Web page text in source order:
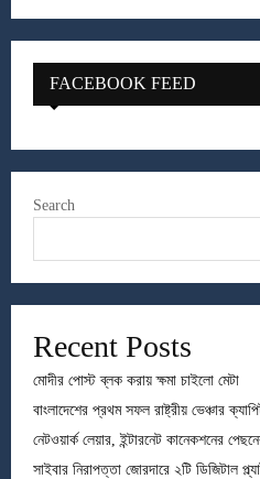
FACEBOOK FEED
Search
Recent Posts
মোদীর পোস্ট ব্লক করায় ক্ষমা চাইলো মেটা
বাংলাদেশের প্রথম সফল রাষ্ট্রীয় ভেঞ্চার
নেটওয়ার্ক লেয়ার, ইন্টারনেট কানেকশনের
সাইবার নিরাপত্তা জোরদারে ২টি ডিজিটাল